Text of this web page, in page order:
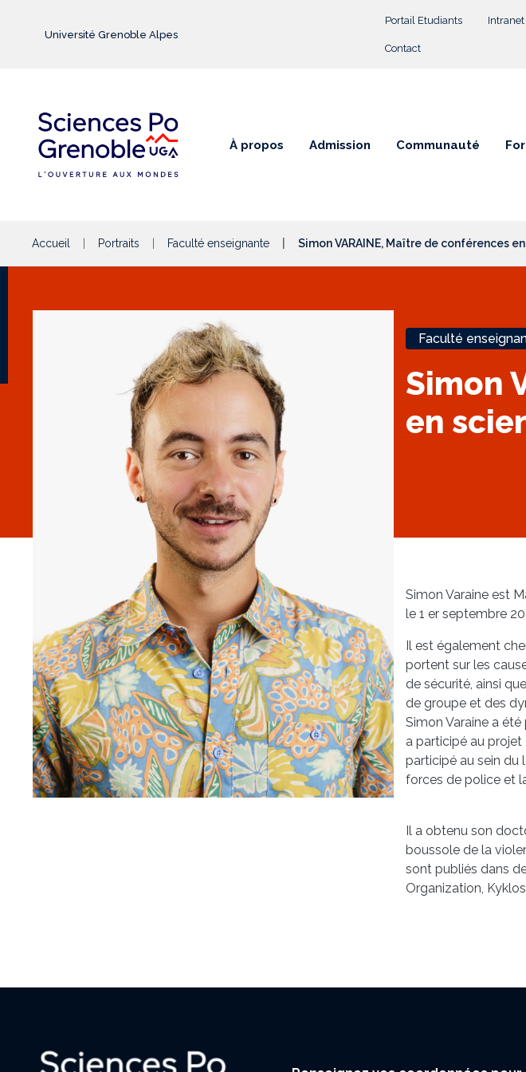
Université Grenoble Alpes Menu Top
Portail Etudiants
Contact
À propos Admission Communauté
Accueil Portraits Faculté enseignante Simon VARAINE, Maître de conférences
Faculté
Simon
en
Simon Varaine est
le 1 er septembre
Il est également
portent sur les
de sécurité, ainsi
de groupe et des
Simon Varaine a
a participé au projet
participé au sein du
forces de police et
Il a obtenu son
boussole de la
sont publiés dans
Organization,